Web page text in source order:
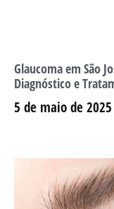
Glaucoma em São
Diagnóstico e
5 de maio de 2025